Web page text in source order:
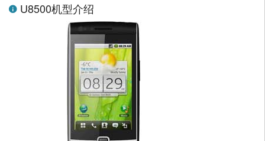
U8500机型介绍